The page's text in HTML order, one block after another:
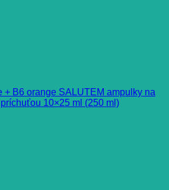
+ B6 orange SALUTEM ampulky na
10×25 ml (250 ml)